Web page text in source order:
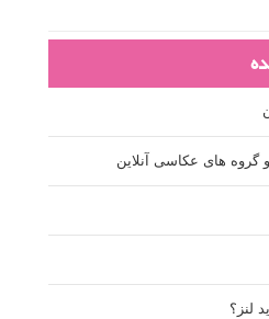
گروه های عکاسی آنلاین